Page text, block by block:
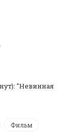
"Невинная
Фильм